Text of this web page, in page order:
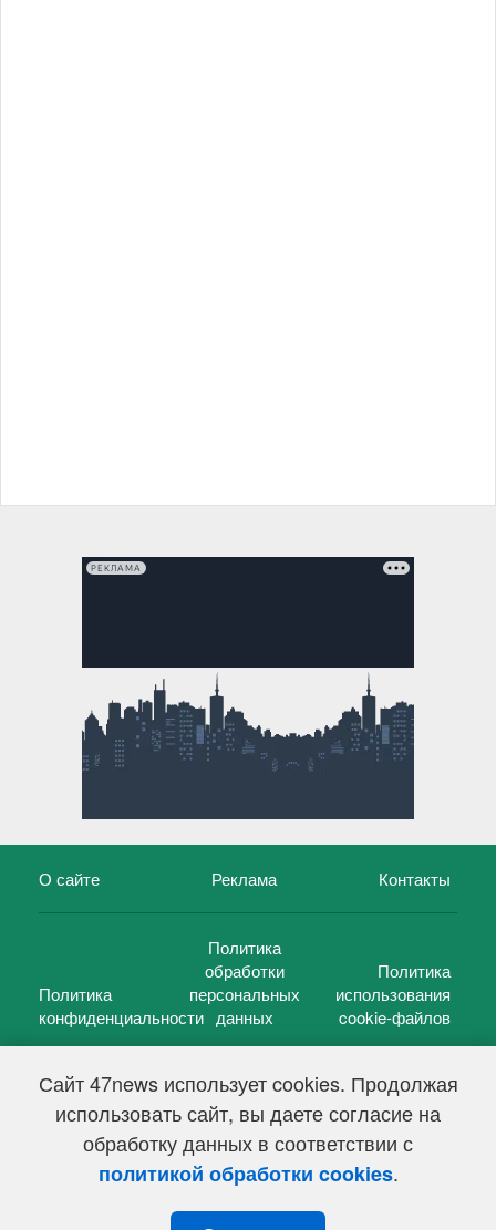
Сайт 47news использует cookies. Продолжая
использовать сайт, вы даете согласие на
обработку данных в соответствии с
политикой обработки cookies.
РЕКЛАМА
О сайте Реклама Контакты
Политика
конфиденциальности
Политика
обработки
персональных
данных
Политика
использования
cookie-файлов
47 новостей (47 news)2005 — 2026 г.
Свидетельство о регистрации СМИ Эл № ФС 77-39848, выдано
Федеральной службой по надзору в сфере связи,
информационных технологий и массовых коммуникаций